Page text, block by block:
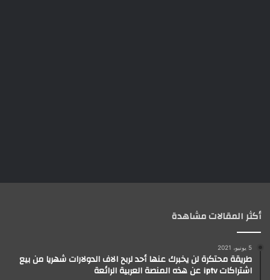
أكثر المقالات مشاهدة
5 يونيو، 2021
طريقة محتكرة لن يخبرك عنها أحد لربح الاف الدولارات شهريا من بيع
اشتراكات iptv عن هذه المنصة العربية الرائعة